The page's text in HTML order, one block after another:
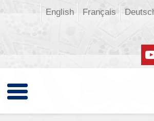
Français
English